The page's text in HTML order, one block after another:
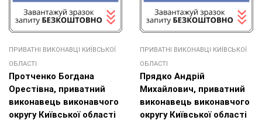
ПРИВАТНІ ВИКОНАВЦІ КИЇВСЬКОЇ
ОБЛАСТІ
Протченко Богдана
Орестівна, приватний
виконавець виконавчого
округу Київської області
ПРИВАТНІ ВИКОНАВЦІ КИЇВСЬКОЇ
ОБЛАСТІ
Прядко Андрій
Михайлович, приватний
виконавець виконавчого
округу Київської області